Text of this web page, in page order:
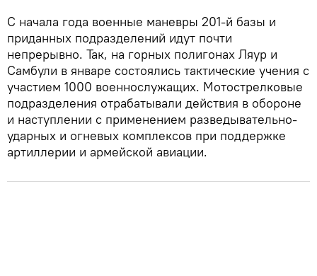
С начала года военные маневры 201-й базы и
приданных подразделений идут почти
непрерывно. Так, на горных полигонах Ляур и
Самбули в январе состоялись тактические учения с
участием 1000 военнослужащих. Мотострелковые
подразделения отрабатывали действия в обороне
и наступлении с применением разведывательно-
ударных и огневых комплексов при поддержке
артиллерии и армейской авиации.